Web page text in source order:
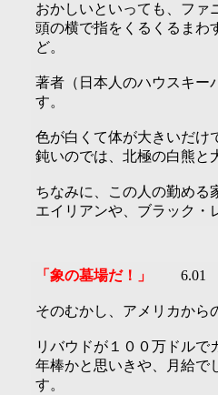
おかしいといっても、ファ
頭の横で指をくるくるまわ
ど。
著者（日本人のハウスキー
す。
色が白くて体が大きいだけ
鈍いのでは、北極の白熊と
ちなみに、この人の勤める
エイリアンや、ブラック・
「象の墓場だ！」 6.01
そのむかし、アメリカから
リバウドが１００万ドルで
年棒かと思いきや、月給で
す。